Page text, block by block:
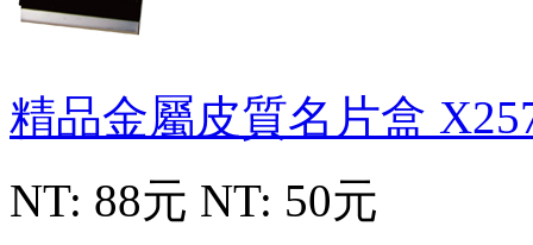
精品金屬皮質名片盒
NT: 88元 NT: 50元